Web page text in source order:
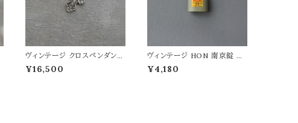
ヴィンテージ クロスペンダント
トップ 『全能の神』
¥16,500
ヴィンテージ HON 南京錠 G
Y
¥4,180